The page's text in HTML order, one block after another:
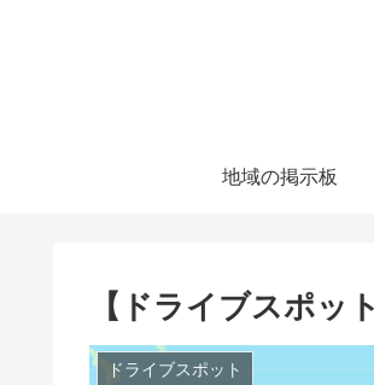
地域の掲示板
【ドライブスポッ
ドライブスポット